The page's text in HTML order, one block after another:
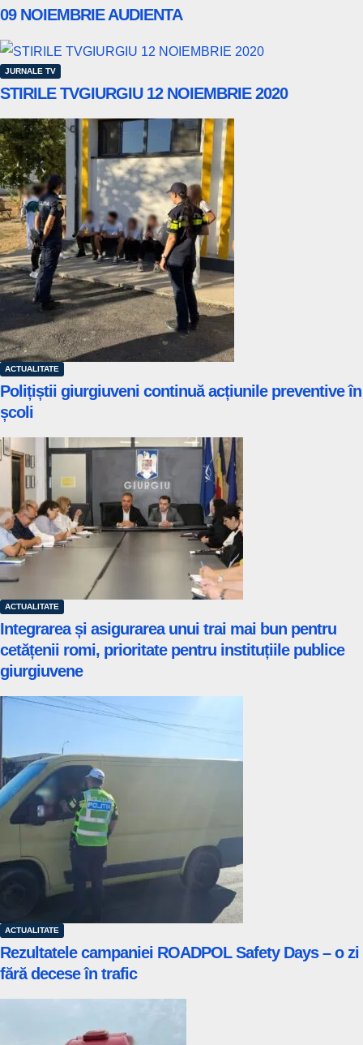
09 NOIEMBRIE AUDIENTA
JURNALE TV
STIRILE TVGIURGIU 12 NOIEMBRIE 2020
ACTUALITATE
Polițiștii giurgiuveni continuă acțiunile preventive în
școli
ACTUALITATE
Integrarea și asigurarea unui trai mai bun pentru
cetățenii romi, prioritate pentru instituțiile publice
giurgiuvene
ACTUALITATE
Rezultatele campaniei ROADPOL Safety Days – o zi
fără decese în trafic